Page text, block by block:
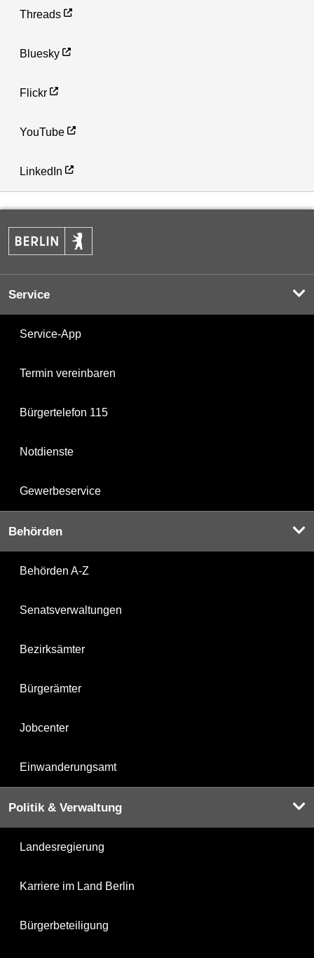
Threads
Bluesky
Flickr
YouTube
LinkedIn
Service
Service-App
Termin vereinbaren
Bürgertelefon 115
Notdienste
Gewerbeservice
Behörden
Behörden A-Z
Senatsverwaltungen
Bezirksämter
Bürgerämter
Jobcenter
Einwanderungsamt
Politik & Verwaltung
Landesregierung
Karriere im Land Berlin
Bürgerbeteiligung